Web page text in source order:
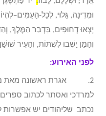
וּמְדִינָה, גָּלוּי, לְכָל-
יָצְאוּ דְחוּפִים, בִּדְבַר הַמֶּלֶךְ,
וְהָמָן יָשְׁבוּ לִשְׁתּוֹת, וְהָעִיר
לפני האירוע:
2. אגרת ראשונה מאת
למרדכי ואסתר לכתוב
נכתב שליהודים יש אפשרות